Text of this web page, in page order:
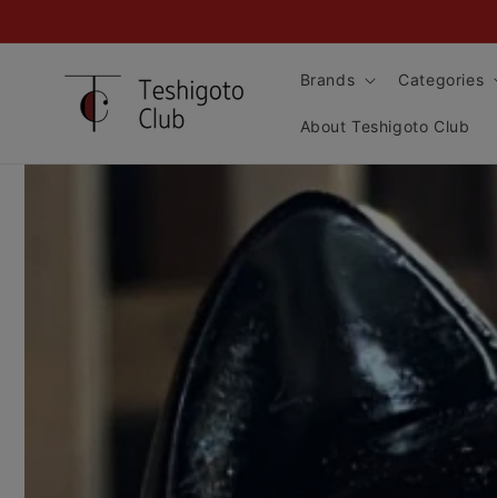
Brands Categories
About Teshigoto Club